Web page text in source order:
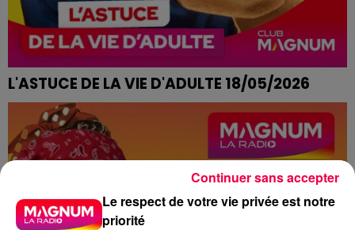
L'ASTUCE DE LA VIE D'ADULTE 18/05/2026
MOUSTIQUES QUI TE PRENNENT POUR UN BUFFET
Le respect de votre vie privée est notre
priorité
Continuer sans accepter